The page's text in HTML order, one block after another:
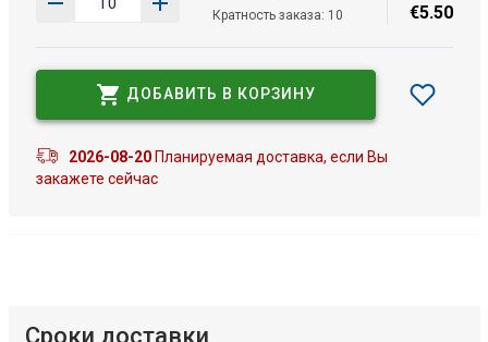
Кратность заказа: 10
€5.50
ДОБАВИТЬ В КОРЗИНУ
2026-08-20Планируемая доставка, если Вы
закажете сейчас
Сроки доставки